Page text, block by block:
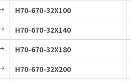
H70-670-32X100
H70-670-32X140
H70-670-32X180
H70-670-32X200